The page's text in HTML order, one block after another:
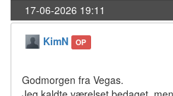
17-06-2026 19:11
KimN OP
Godmorgen fra Vegas.